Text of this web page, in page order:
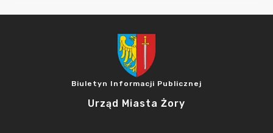
Biuletyn Informacji Publicznej
Urząd Miasta Żory